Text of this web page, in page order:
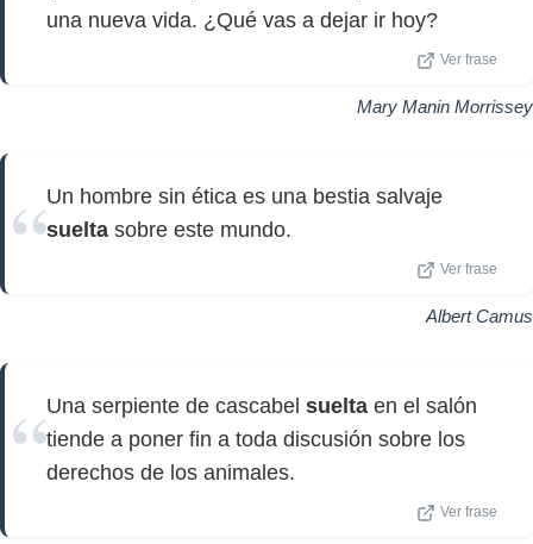
una nueva vida. ¿Qué vas a dejar ir hoy?
Ver frase
Mary Manin Morrissey
Un hombre sin ética es una bestia salvaje
suelta sobre este mundo.
Ver frase
Albert Camus
Una serpiente de cascabel suelta en el salón
tiende a poner fin a toda discusión sobre los
derechos de los animales.
Ver frase